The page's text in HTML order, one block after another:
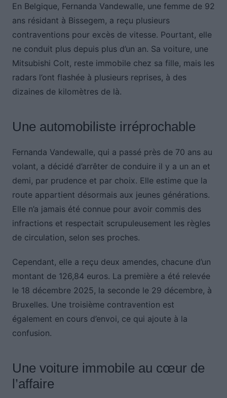
En Belgique, Fernanda Vandewalle, une femme de 92
ans résidant à Bissegem, a reçu plusieurs
contraventions pour excès de vitesse. Pourtant, elle
ne conduit plus depuis plus d’un an. Sa voiture, une
Mitsubishi Colt, reste immobile chez sa fille, mais les
radars l’ont flashée à plusieurs reprises, à des
dizaines de kilomètres de là.
Une automobiliste irréprochable
Fernanda Vandewalle, qui a passé près de 70 ans au
volant, a décidé d’arrêter de conduire il y a un an et
demi, par prudence et par choix. Elle estime que la
route appartient désormais aux jeunes générations.
Elle n’a jamais été connue pour avoir commis des
infractions et respectait scrupuleusement les règles
de circulation, selon ses proches.
Cependant, elle a reçu deux amendes, chacune d’un
montant de 126,84 euros. La première a été relevée
le 18 décembre 2025, la seconde le 29 décembre, à
Bruxelles. Une troisième contravention est
également en cours d’envoi, ce qui ajoute à la
confusion.
Une voiture immobile au cœur de
l’affaire